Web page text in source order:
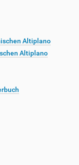
Altiplano
Altiplano